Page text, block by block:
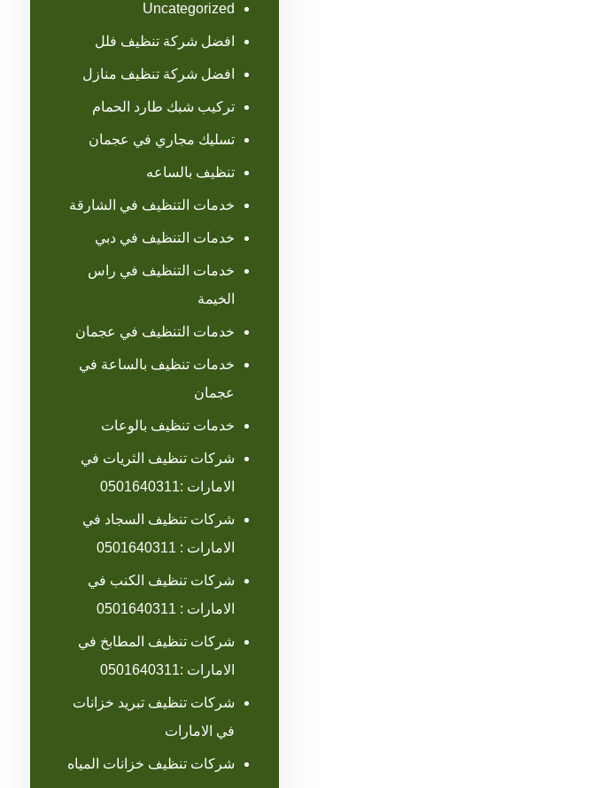
Uncategorized
افضل شركة تنظيف فلل
افضل شركة تنظيف منازل
تركيب شبك طارد الحمام
تسليك مجاري في عجمان
تنظيف بالساعه
خدمات التنظيف في الشارقة
خدمات التنظيف في دبي
خدمات التنظيف في راس
الخيمة
خدمات التنظيف في عجمان
خدمات تنظيف بالساعة في
عجمان
خدمات تنظيف بالوعات
شركات تنظيف الثريات في
الامارات :0501640311
شركات تنظيف السجاد في
الامارات : 0501640311
شركات تنظيف الكنب في
الامارات : 0501640311
شركات تنظيف المطابخ في
الامارات :0501640311
شركات تنظيف تبريد خزانات
في الامارات
شركات تنظيف خزانات المياه